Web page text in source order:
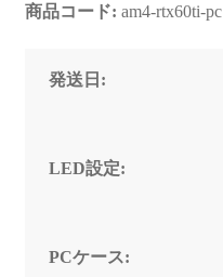
商品コード: am4-rtx60ti-pc
発送日:
LED設定:
PCケース: